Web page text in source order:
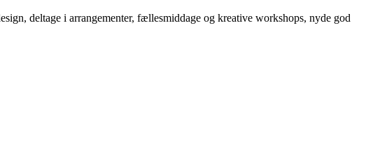
deltage i arrangementer, fællesmiddage og kreative workshops, nyde god